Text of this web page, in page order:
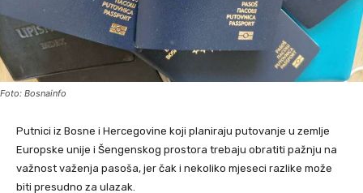
Foto: Bosnainfo
Putnici iz Bosne i Hercegovine koji planiraju putovanje u zemlje
Europske unije i Šengenskog prostora trebaju obratiti pažnju na
važnost važenja pasoša, jer čak i nekoliko mjeseci razlike može
biti presudno za ulazak.